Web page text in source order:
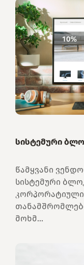
სისტემური
წამყვანი
სისტემური
კორპორატიული
მოხმ...